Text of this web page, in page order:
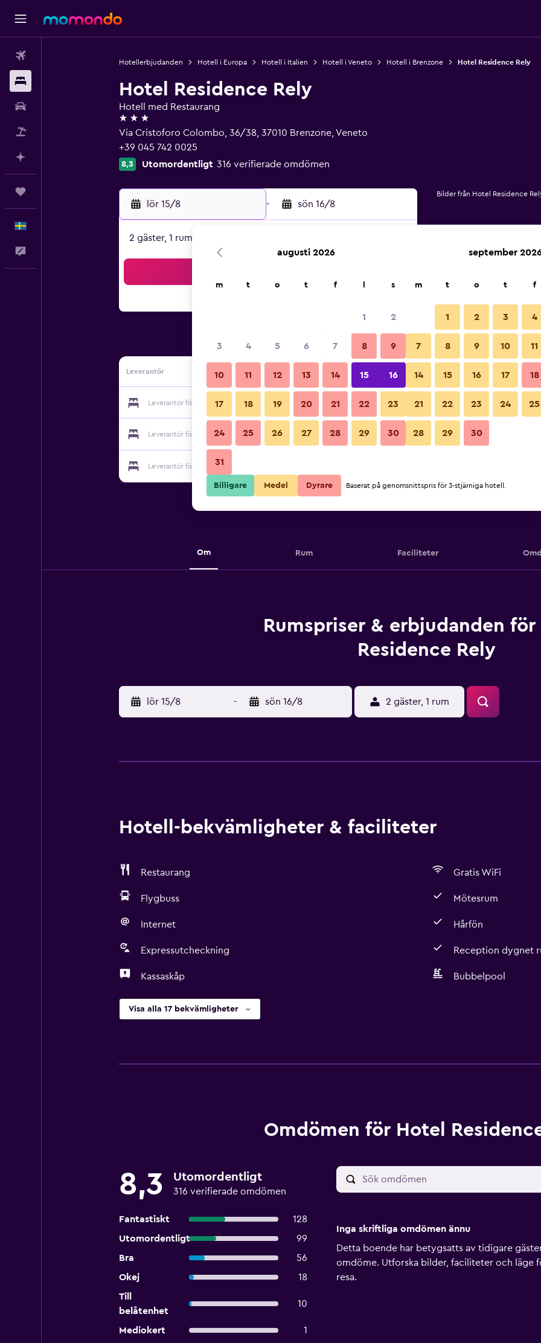
Hotellerbjudanden Hotell i Europa Hotell i Italien Hotell i Veneto Hotell i Brenzone Hotel Residence Rely
Hotel Residence Rely
Hotell med Restaurang
3 stjärnor
Via Cristoforo Colombo, 36/38, 37010 Brenzone, Veneto
+39 045 742 0025
8,3 Utomordentligt 316 verifierade omdömen
lör 15/8 - sön 16/8
2 gäster, 1 rum
Leverantör
Leverantör för Hotel Residence Rely Visa priser
Leverantör för Hotel Residence Rely Visa priser
Leverantör för Hotel Residence Rely
Bilder från Hotel Residence
Om Rum Faciliteter
Rumspriser & erbjudanden
Residence Rely
lör 15/8 - sön 16/8 2 gäster, 1 rum
Hotell-bekvämligheter & faciliteter
Restaurang Gratis WiFi
Flygbuss Mötesrum
Internet Hårfön
Expressutcheckning Reception dygnet
Kassaskåp Bubbelpool
Visa alla 17 bekvämligheter
Omdömen för Hotel
8,3 Utomordentligt
316 verifierade omdömen
Fantastiskt
128
Utomordentligt
99
Bra
56
Okej
18
Till
belåtenhet
10
Mediokert
1
Inga skriftliga omdömen ännu
Detta boende har betygsatts av tidigare
omdöme. Utforska bilder, faciliteter och läge
resa.
augusti 2026
m t o t f s
1 2
3 4 5 6 7 8 9
10 11 12 13 14 15 16
17 18 19 20 21 22 23
24 25 26 27 28 29 30
31
september
m t o t f
1 2 3 4
7 8 9 10 11
14 15 16 17 18
21 22 23 24 25
28 29 30
Billigare Medel Dyrare Baserat på genomsnittspris för 3-stjärniga hotell.